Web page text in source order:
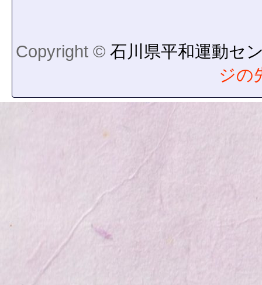
Copyright © 石川県平和運動セ
ジの